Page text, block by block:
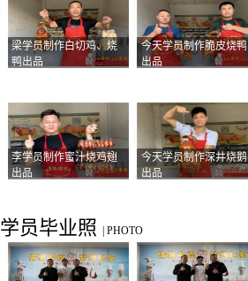
梁学员制作白切鸡、烧
鸭出品
今天学员制作脆皮烧鸭
出品
李学员制作蜜汁烧鸡翅
出品
今天学员制作深井烧鹅
出品
学员毕业照 PHOTO